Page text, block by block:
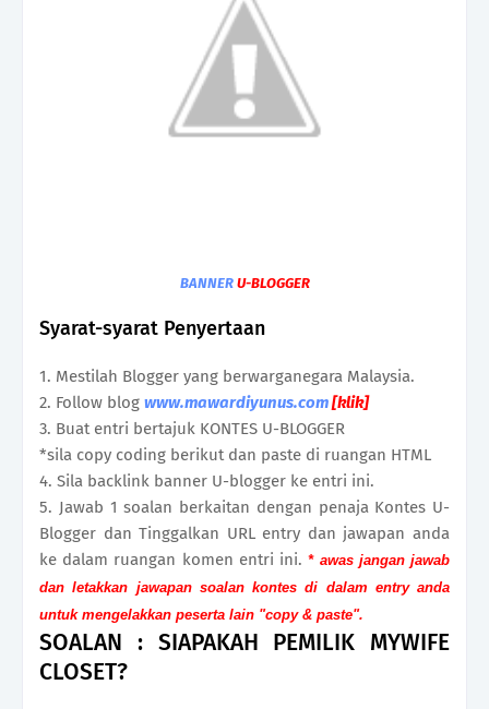
BANNERU-BLOGGER
Syarat-syarat Penyertaan
1. Mestilah Blogger yang berwarganegara Malaysia.
2. Follow blog www.mawardiyunus.com[klik]
3. Buat entri bertajuk KONTES U-BLOGGER
*sila copy coding berikut dan paste di ruangan HTML
4. Sila backlink banner U-blogger ke entri ini.
5. Jawab 1 soalan berkaitan dengan penaja Kontes U-
Blogger dan Tinggalkan URL entry dan jawapan anda
ke dalam ruangan komen entri ini.* awas jangan jawab
dan letakkan jawapan soalan kontes di dalam entry anda
untuk mengelakkan peserta lain "copy & paste".
SOALAN : SIAPAKAH PEMILIK MYWIFE
CLOSET?